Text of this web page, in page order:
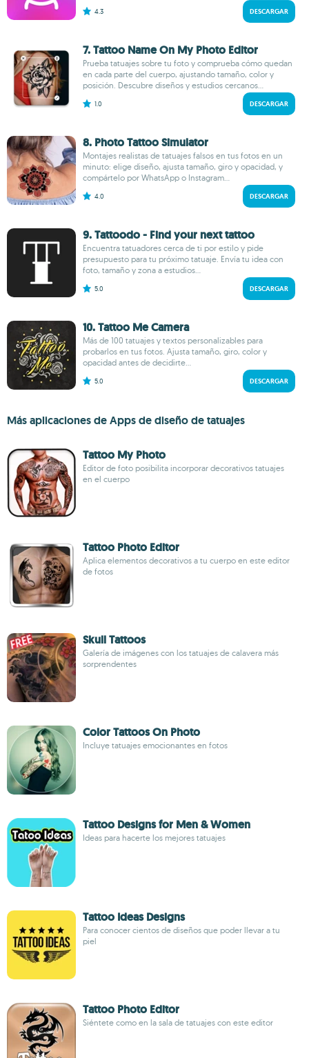
4.3 DESCARGAR
7. Tattoo Name On My Photo Editor
Prueba tatuajes sobre tu foto y comprueba cómo quedan
en cada parte del cuerpo, ajustando tamaño, color y
posición. Descubre diseños y estudios cercanos...
1.0 DESCARGAR
8. Photo Tattoo Simulator
Montajes realistas de tatuajes falsos en tus fotos en un
minuto: elige diseño, ajusta tamaño, giro y opacidad, y
compártelo por WhatsApp o Instagram...
4.0 DESCARGAR
9. Tattoodo - Find your next tattoo
Encuentra tatuadores cerca de ti por estilo y pide
presupuesto para tu próximo tatuaje. Envía tu idea con
foto, tamaño y zona a estudios...
5.0 DESCARGAR
10. Tattoo Me Camera
Más de 100 tatuajes y textos personalizables para
probarlos en tus fotos. Ajusta tamaño, giro, color y
opacidad antes de decidirte...
5.0 DESCARGAR
Más aplicaciones de Apps de diseño de tatuajes
Tattoo My Photo
Editor de foto posibilita incorporar decorativos tatuajes
en el cuerpo
Tattoo Photo Editor
Aplica elementos decorativos a tu cuerpo en este editor
de fotos
Skull Tattoos
Galería de imágenes con los tatuajes de calavera más
sorprendentes
Color Tattoos On Photo
Incluye tatuajes emocionantes en fotos
Tattoo Designs for Men & Women
Ideas para hacerte los mejores tatuajes
Tattoo Ideas Designs
Para conocer cientos de diseños que poder llevar a tu
piel
Tattoo Photo Editor
Siéntete como en la sala de tatuajes con este editor